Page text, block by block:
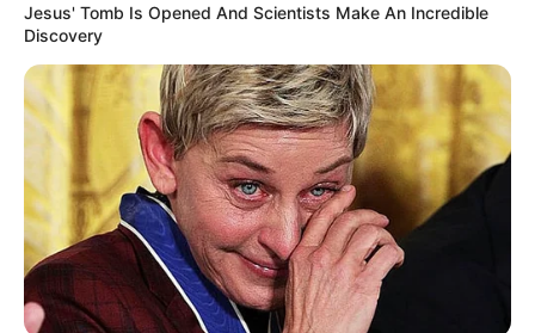
Jesus' Tomb Is Opened And Scientists Make An Incredible
Discovery